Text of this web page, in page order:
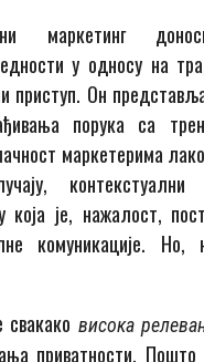
маркетинг
у односу на
приступ. Он
порука са
маркетерима
која је, нажалост,
комуникације. Но,
свакако висока
приватности.